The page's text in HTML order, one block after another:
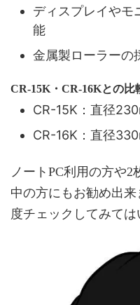
ディスプレイやモ
能
金属製ローラーの
CR-15K・CR-16Kとの比
CR-15K：直径
CR-16K：直径
ノートPC利用の方や
中の方にもお勧め出
度チェックしてみては